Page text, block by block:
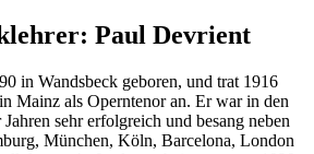
Paul Devrient
in Wandsbeck geboren, und trat 1916
Mainz als Operntenor an. Er war in den
sehr erfolgreich und besang neben
München, Köln, Barcelona, London